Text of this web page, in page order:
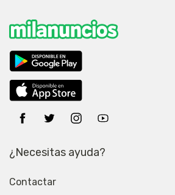
¿Necesitas ayuda?
Contactar